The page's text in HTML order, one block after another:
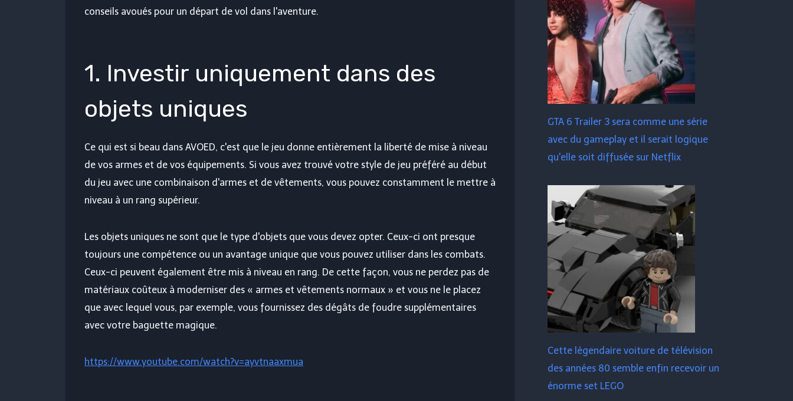
conseils avoués pour un départ de vol dans l'aventure.
1. Investir uniquement dans des
objets uniques
Ce qui est si beau dans AVOED, c'est que le jeu donne entièrement la liberté de mise à niveau
de vos armes et de vos équipements. Si vous avez trouvé votre style de jeu préféré au début
du jeu avec une combinaison d'armes et de vêtements, vous pouvez constamment le mettre à
niveau à un rang supérieur.
Les objets uniques ne sont que le type d'objets que vous devez opter. Ceux-ci ont presque
toujours une compétence ou un avantage unique que vous pouvez utiliser dans les combats.
Ceux-ci peuvent également être mis à niveau en rang. De cette façon, vous ne perdez pas de
matériaux coûteux à moderniser des « armes et vêtements normaux » et vous ne le placez
que avec lequel vous, par exemple, vous fournissez des dégâts de foudre supplémentaires
avec votre baguette magique.
https://www.youtube.com/watch?v=ayvtnaaxmua
GTA 6 Trailer 3 sera comme une série
avec du gameplay et il serait logique
qu'elle soit diffusée sur Netflix
Cette légendaire voiture de télévision
des années 80 semble enfin recevoir un
énorme set LEGO